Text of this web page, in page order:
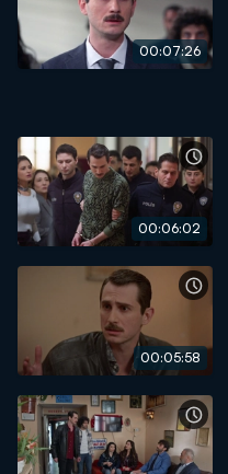
00:07:26
00:06:02
00:05:58